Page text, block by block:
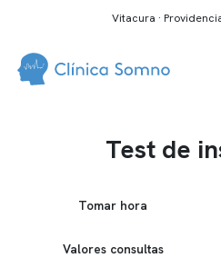
Vitacura ·
Test de
Tomar hora
Valores consultas